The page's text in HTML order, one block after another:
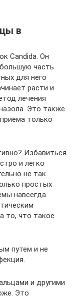
в
Candida. Он
часть
для него
расти и
лечения
Это также
только
Избавиться
и легко
не так
простых
навсегда.
то, что такое
путем и не
и другими
Это